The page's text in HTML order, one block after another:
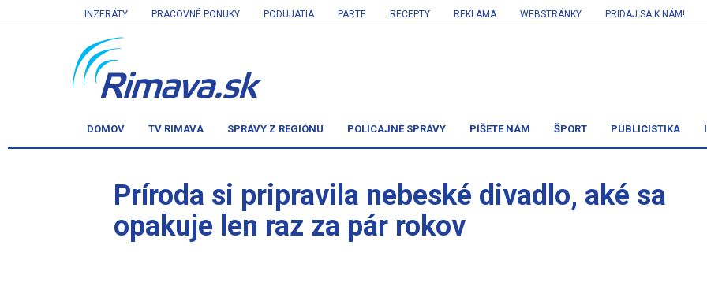
INZERÁTY PRACOVNÉ PONUKY PODUJATIA PARTE RECEPTY REKLAMA WEBSTRÁNKY PRIDAJ SA K NÁM!
DOMOV TV RIMAVA SPRÁVY Z REGIÓNU POLICAJNÉ SPRÁVY PÍŠETE NÁM ŠPORT PUBLICISTIKA
Príroda si pripravila nebeské divadlo, aké sa
opakuje len raz za pár rokov